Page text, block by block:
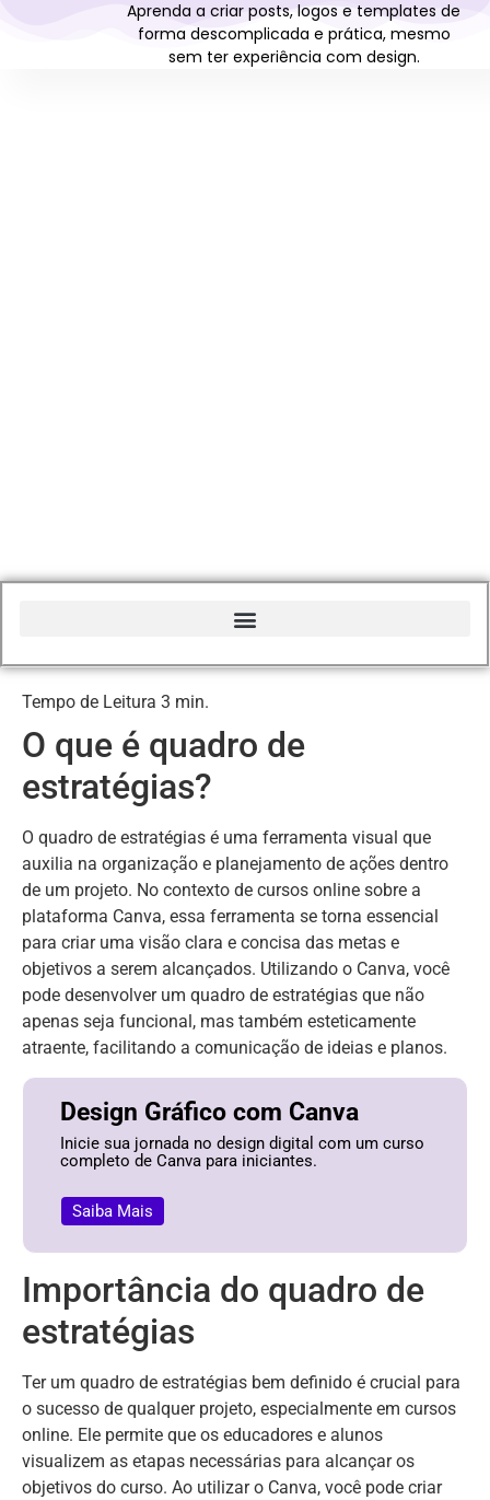
Aprenda a criar posts, logos e templates de
forma descomplicada e prática, mesmo
sem ter experiência com design.
O que é quadro de
estratégias?
O quadro de estratégias é uma ferramenta visual que
auxilia na organização e planejamento de ações dentro
de um projeto. No contexto de cursos online sobre a
plataforma Canva, essa ferramenta se torna essencial
para criar uma visão clara e concisa das metas e
objetivos a serem alcançados. Utilizando o Canva, você
pode desenvolver um quadro de estratégias que não
apenas seja funcional, mas também esteticamente
atraente, facilitando a comunicação de ideias e planos.
Design Gráfico com Canva
Inicie sua jornada no design digital com um curso
completo de Canva para iniciantes.
Saiba Mais
Importância do quadro de
estratégias
Ter um quadro de estratégias bem definido é crucial para
o sucesso de qualquer projeto, especialmente em cursos
online. Ele permite que os educadores e alunos
visualizem as etapas necessárias para alcançar os
objetivos do curso. Ao utilizar o Canva, você pode criar